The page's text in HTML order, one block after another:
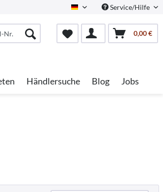
German Service/Hilfe
0,00 €
Händlersuche Blog Jobs